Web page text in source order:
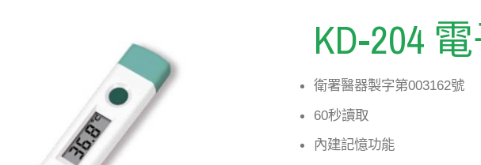
KD-204
衛署醫器製字第003162號
60秒讀取
內建記憶功能